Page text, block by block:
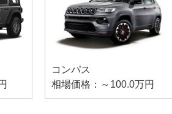
コンパス
相場価格：～100.0万円